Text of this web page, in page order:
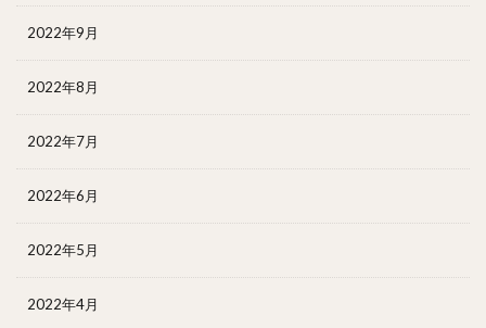
2022年9月
2022年8月
2022年7月
2022年6月
2022年5月
2022年4月